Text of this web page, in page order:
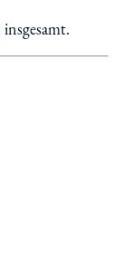
insgesamt.